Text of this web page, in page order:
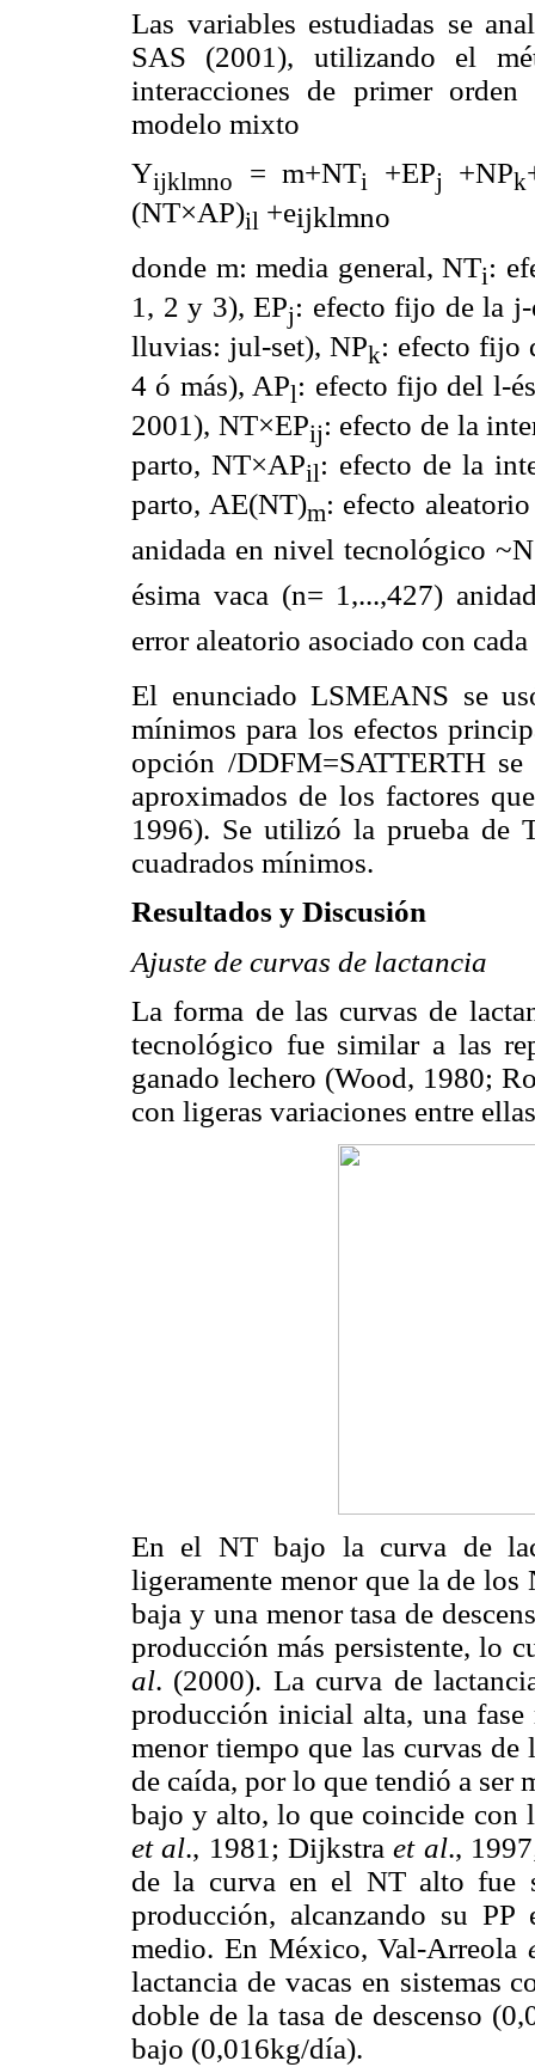
Las variables estudiadas se
SAS (2001), utilizando el
interacciones de primer
modelo mixto
Yijklmno =m+NTi +EPj +NPk
(NT×AP)il +eijklmno
donde m: media general, NTi:
1, 2 y 3), EPj: efecto fijo de la j-
lluvias: jul-set), NPk: efecto fijo
4 ó más), APl : efecto fijo del l-
2001), NT×EPij: efecto de la
parto, NT×APil : efecto de la
parto, AE(NT)m: efecto
anidada en nivel tecnológico
ésima vaca (n= 1,...,427)
error aleatorio asociado con
El enunciado LSMEANS se
mínimos para los efectos
opción /DDFM=SATTERTH
aproximados de los factores
1996). Se utilizó la prueba de
cuadrados mínimos.
Resultados y Discusión
Ajuste de curvas de lactancia
La forma de las curvas de
tecnológico fue similar a las
ganado lechero (Wood, 1980;
con ligeras variaciones entre
En el NT bajo la curva de
ligeramente menor que la de los
baja y una menor tasa de
producción más persistente, lo
al. (2000). La curva de
producción inicial alta, una fase
menor tiempo que las curvas
de caída, por lo que tendió a ser
bajo y alto, lo que coincide con
et al., 1981; Dijkstraet al.,
de la curva en el NT alto fue
producción, alcanzando su
medio. En México, Val-Arreola
lactancia de vacas en sistemas
doble de la tasa de descenso
bajo (0,016kg/día).